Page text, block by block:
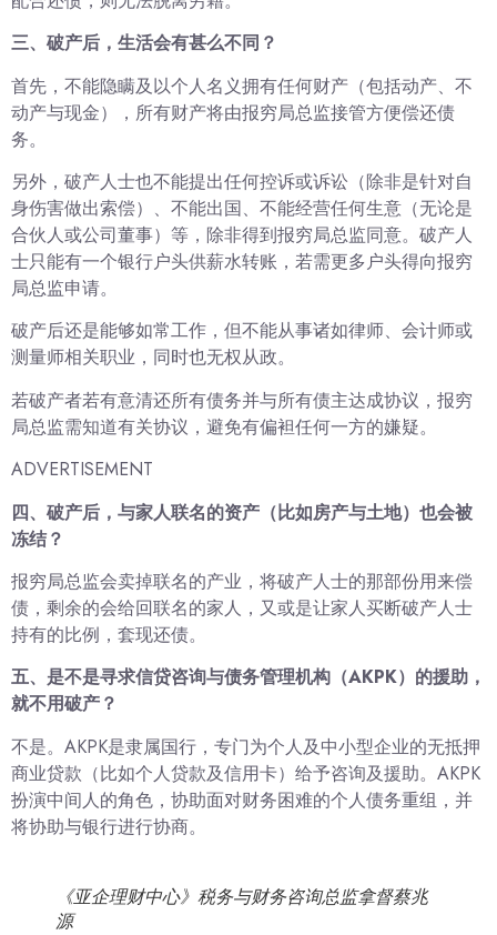
三、破产后，生活会有甚么不同？
首先，不能隐瞒及以个人名义拥有任何财产（包括动产、不
动产与现金），所有财产将由报穷局总监接管方便偿还债
务。
另外，破产人士也不能提出任何控诉或诉讼（除非是针对自
身伤害做出索偿）、不能出国、不能经营任何生意（无论是
合伙人或公司董事）等，除非得到报穷局总监同意。破产人
士只能有一个银行户头供薪水转账，若需更多户头得向报穷
局总监申请。
破产后还是能够如常工作，但不能从事诸如律师、会计师或
测量师相关职业，同时也无权从政。
若破产者若有意清还所有债务并与所有债主达成协议，报穷
局总监需知道有关协议，避免有偏袒任何一方的嫌疑。
ADVERTISEMENT
四、破产后，与家人联名的资产（比如房产与土地）也会被
冻结？
报穷局总监会卖掉联名的产业，将破产人士的那部份用来偿
债，剩余的会给回联名的家人，又或是让家人买断破产人士
持有的比例，套现还债。
五、是不是寻求信贷咨询与债务管理机构（AKPK）的援助，
就不用破产？
不是。AKPK是隶属国行，专门为个人及中小型企业的无抵押
商业贷款（比如个人贷款及信用卡）给予咨询及援助。AKPK
扮演中间人的角色，协助面对财务困难的个人债务重组，并
将协助与银行进行协商。
《亚企理财中心》税务与财务咨询总监拿督蔡兆
源